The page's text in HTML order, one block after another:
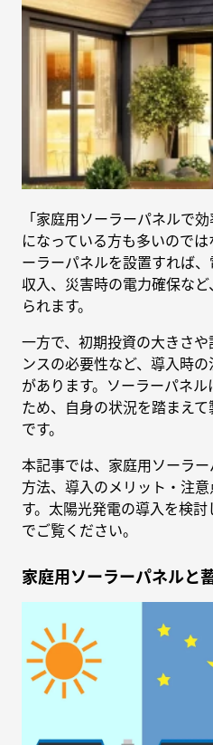
「家庭用ソーラーパネルで
になっている方も多いので
ーラーパネルを設置すれば
収入、災害時の電力確保な
られます。
一方で、初期投資の大きさ
ンスの必要性など、導入時
があります。ソーラーパネ
ため、自身の状況を踏まえ
です。
本記事では、家庭用ソーラ
方法、導入のメリット・注
す。太陽光発電の導入を検
でご覧ください。
家庭用ソーラーパネルと